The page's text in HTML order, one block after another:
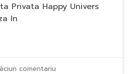
Privata Happy Univers
In
comentariu